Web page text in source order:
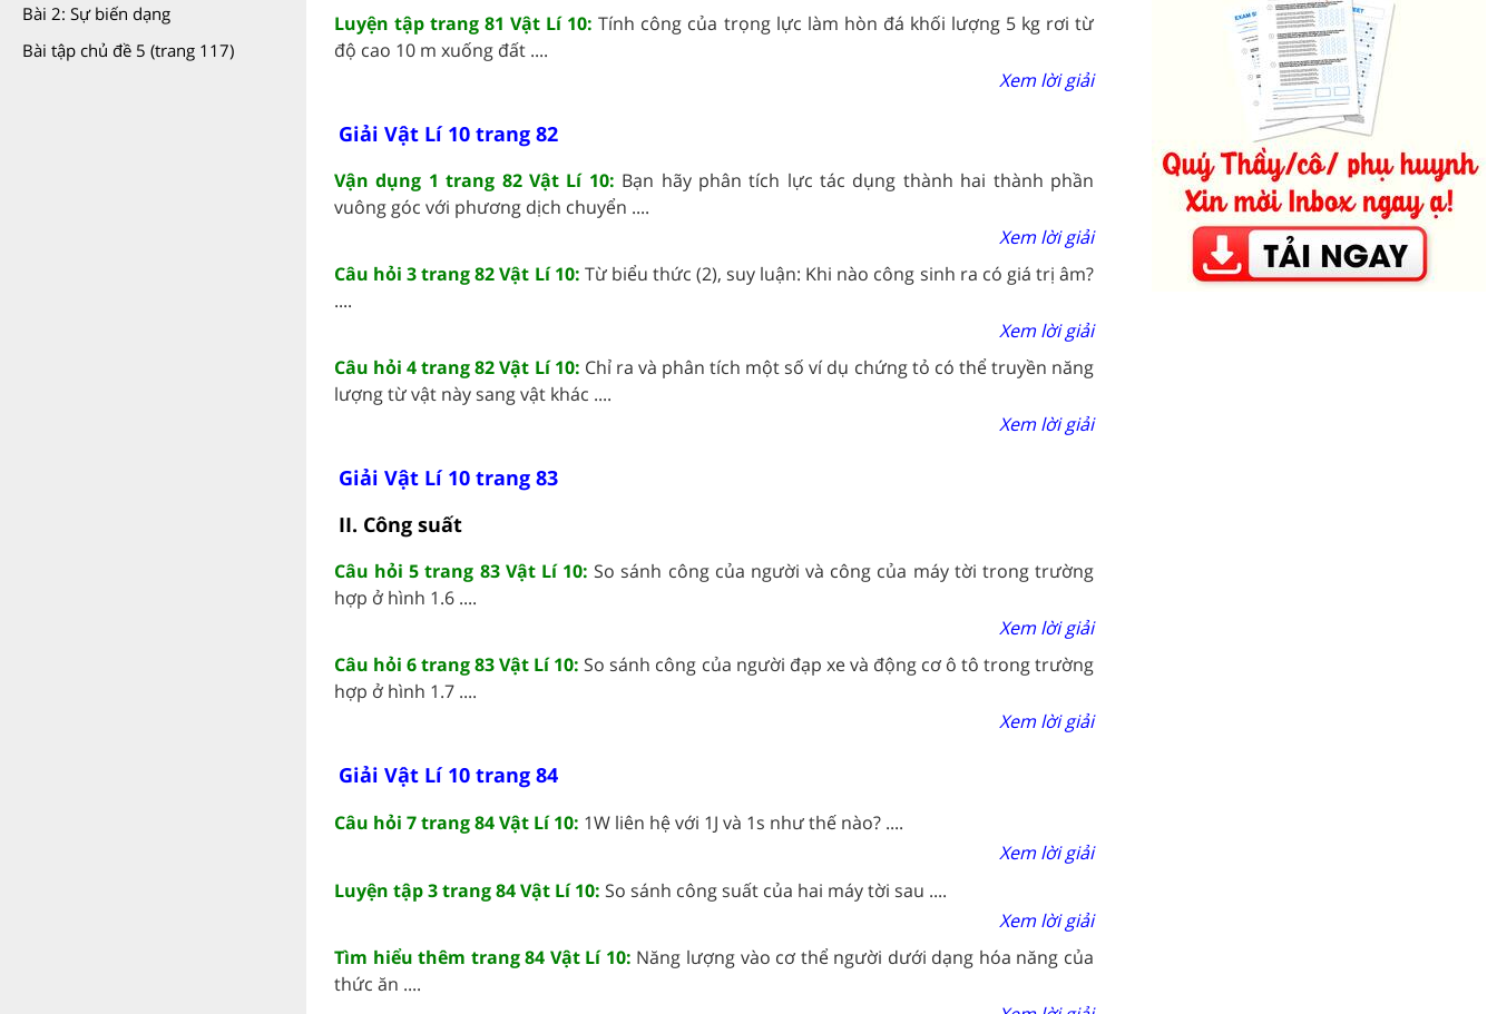
Bài 2: Sự biến dạng
Bài tập chủ đề 5 (trang 117)
Luyện tập trang 81 Vật Lí 10: Tính công của trọng lực làm hòn đá khối lượng 5 kg rơi từ
độ cao 10 m xuống đất ....
Xem lời giải
Giải Vật Lí 10 trang 82
Vận dụng 1 trang 82 Vật Lí 10: Bạn hãy phân tích lực tác dụng thành hai thành phần
vuông góc với phương dịch chuyển ....
Xem lời giải
Câu hỏi 3 trang 82 Vật Lí 10: Từ biểu thức (2), suy luận: Khi nào công sinh ra có giá trị âm?
....
Xem lời giải
Câu hỏi 4 trang 82 Vật Lí 10: Chỉ ra và phân tích một số ví dụ chứng tỏ có thể truyền năng
lượng từ vật này sang vật khác ....
Xem lời giải
Giải Vật Lí 10 trang 83
II. Công suất
Câu hỏi 5 trang 83 Vật Lí 10: So sánh công của người và công của máy tời trong trường
hợp ở hình 1.6 ....
Xem lời giải
Câu hỏi 6 trang 83 Vật Lí 10: So sánh công của người đạp xe và động cơ ô tô trong trường
hợp ở hình 1.7 ....
Xem lời giải
Giải Vật Lí 10 trang 84
Câu hỏi 7 trang 84 Vật Lí 10: 1W liên hệ với 1J và 1s như thế nào? ....
Xem lời giải
Luyện tập 3 trang 84 Vật Lí 10: So sánh công suất của hai máy tời sau ....
Xem lời giải
Tìm hiểu thêm trang 84 Vật Lí 10: Năng lượng vào cơ thể người dưới dạng hóa năng của
thức ăn ....